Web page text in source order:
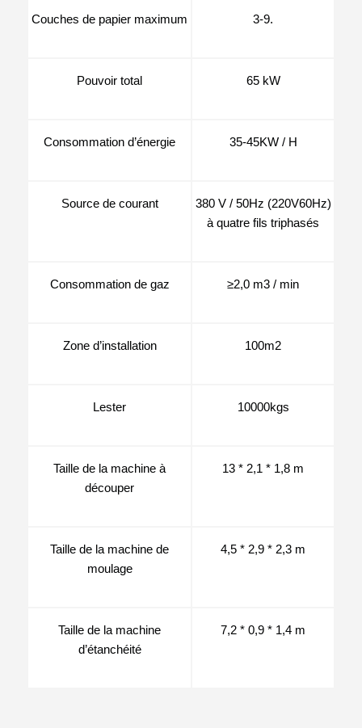
Couches de papier maximum 3-9.
Pouvoir total 65 kW
Consommation d’énergie 35-45KW / H
Source de courant
380 V / 50Hz (220V60Hz)
à quatre fils triphasés
Consommation de gaz ≥2,0 m3 / min
Zone d’installation 100m2
Lester 10000kgs
Taille de la machine à
découper
13 * 2,1 * 1,8 m
Taille de la machine de
moulage
4,5 * 2,9 * 2,3 m
Taille de la machine
d’étanchéité
7,2 * 0,9 * 1,4 m